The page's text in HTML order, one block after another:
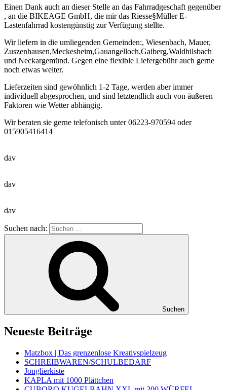
Einen Dank auch an dieser Stelle an das Fahrradgeschaft gegenüber
, an die BIKEAGE GmbH, die mir das Riesse§Müller E-
Lastenfahrrad kostengünstig zur Verfügung stellte.
Wir liefern in die umliegenden Gemeinden:, Wiesenbach, Mauer,
Zuszenhausen,Meckesheim,Gauangelloch,Gaiberg,Waldhilsbach
und Neckargemünd. Gegen eine flexible Liefergebühr auch gerne
noch etwas weiter.
Lieferzeiten sind gewöhnlich 1-2 Tage, werden aber immer
individuell abgesprochen, und sind letztendlich auch von äußeren
Faktoren wie Wetter abhängig.
Wir beraten sie gerne telefonisch unter 06223-970594 oder
015905416414
dav
dav
dav
Suchen nach:
Suchen
Neueste Beiträge
Matzbox | Das grenzenlose Kreativspielzeug
SCHREIBWAREN/SCHULBEDARF
Jonglierkiste
KAPLA mit 1000 Plättchen